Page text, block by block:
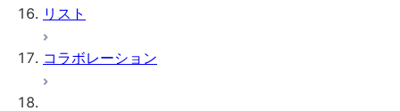
リスト
コラボレーション